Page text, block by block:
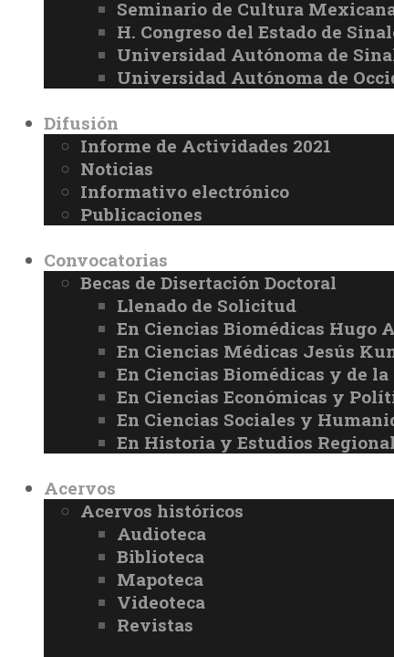
Seminario de Cultura
H. Congreso del Estado de
Universidad Autónoma de
Universidad Autónoma de
Difusión
Informe de Actividades 2021
Noticias
Informativo electrónico
Publicaciones
Convocatorias
Becas de Disertación Doctoral
Llenado de Solicitud
En Ciencias Biomédicas Hugo
En Ciencias Médicas Jesús
En Ciencias Biomédicas y de
En Ciencias Económicas y
En Ciencias Sociales y
En Historia y Estudios
Acervos
Acervos históricos
Audioteca
Biblioteca
Mapoteca
Videoteca
Revistas